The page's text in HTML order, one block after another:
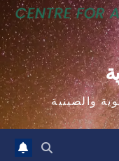
والصينية